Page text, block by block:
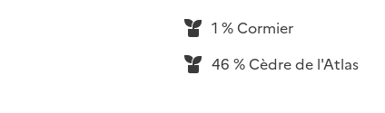
1 % Cormier
46 % Cèdre de l'Atlas